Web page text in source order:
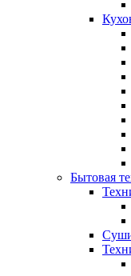
Бытовая